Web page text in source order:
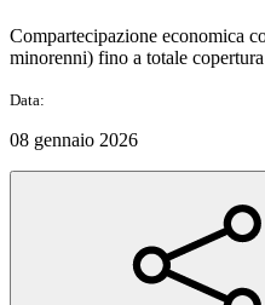
Compartecipazione economica
minorenni) fino a totale
Data:
08 gennaio 2026